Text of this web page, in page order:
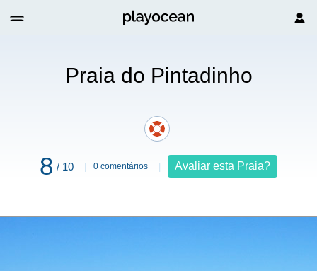
Praia do Pintadinho
8 / 10 0 comentários Avaliar esta Praia?